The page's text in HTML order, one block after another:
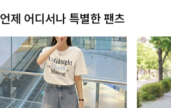
언제 어디서나 특별한 팬츠